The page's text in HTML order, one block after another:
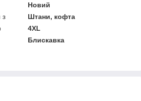
Новий
з
Штани, кофта
4XL
Блискавка